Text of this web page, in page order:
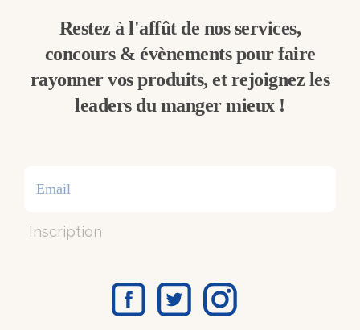
Restez à l'affût de nos services,
concours & évènements pour faire
rayonner vos produits, et rejoignez les
leaders du manger mieux !
Inscription